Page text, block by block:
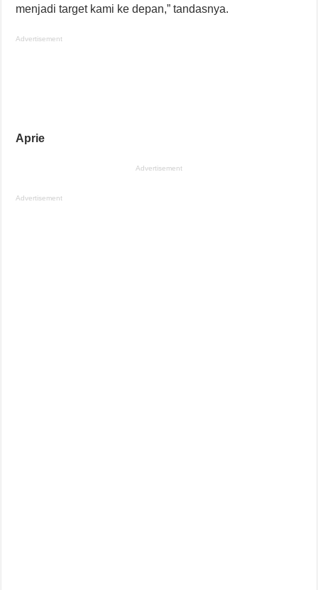
menjadi target kami ke depan,” tandasnya.
Advertisement
Aprie
Advertisement
Advertisement